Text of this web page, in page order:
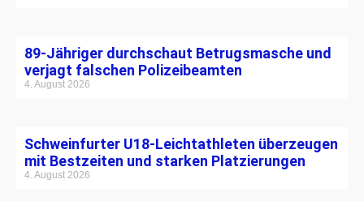
89-Jähriger durchschaut Betrugsmasche und
verjagt falschen Polizeibeamten
4. August 2026
Schweinfurter U18-Leichtathleten überzeugen
mit Bestzeiten und starken Platzierungen
4. August 2026